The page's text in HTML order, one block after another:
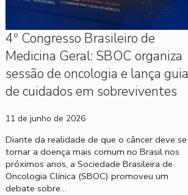
4º Congresso Brasileiro de
Medicina Geral: SBOC organiza
sessão de oncologia e lança guia
de cuidados em sobreviventes
11 de junho de 2026
Diante da realidade de que o câncer deve se
tornar a doença mais comum no Brasil nos
próximos anos, a Sociedade Brasileira de
Oncologia Clínica (SBOC) promoveu um
debate sobre…